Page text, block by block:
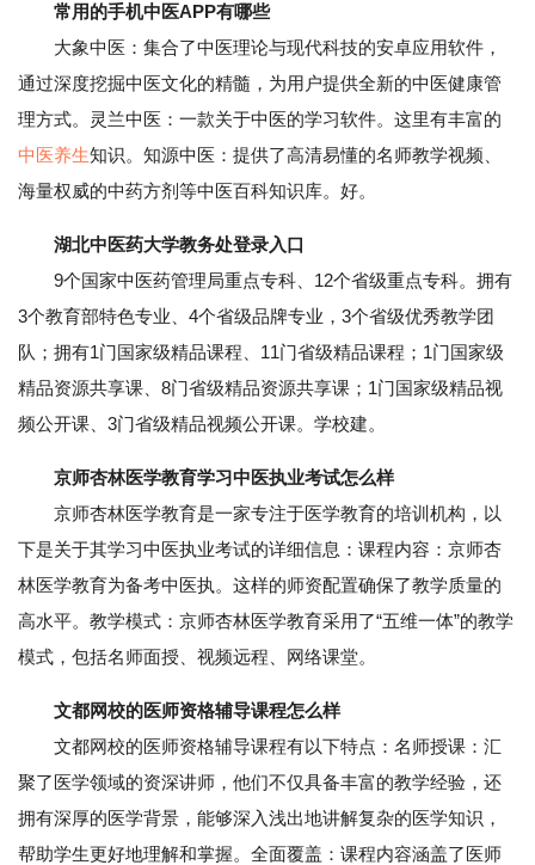
常用的手机中医APP有哪些
大象中医：集合了中医理论与现代科技的安卓应用软件，
通过深度挖掘中医文化的精髓，为用户提供全新的中医健康管
理方式。灵兰中医：一款关于中医的学习软件。这里有丰富的
中医养生知识。知源中医：提供了高清易懂的名师教学视频、
海量权威的中药方剂等中医百科知识库。好。
湖北中医药大学教务处登录入口
9个国家中医药管理局重点专科、12个省级重点专科。拥有
3个教育部特色专业、4个省级品牌专业，3个省级优秀教学团
队；拥有1门国家级精品课程、11门省级精品课程；1门国家级
精品资源共享课、8门省级精品资源共享课；1门国家级精品视
频公开课、3门省级精品视频公开课。学校建。
京师杏林医学教育学习中医执业考试怎么样
京师杏林医学教育是一家专注于医学教育的培训机构，以
下是关于其学习中医执业考试的详细信息：课程内容：京师杏
林医学教育为备考中医执。这样的师资配置确保了教学质量的
高水平。教学模式：京师杏林医学教育采用了“五维一体”的教学
模式，包括名师面授、视频远程、网络课堂。
文都网校的医师资格辅导课程怎么样
文都网校的医师资格辅导课程有以下特点：名师授课：汇
聚了医学领域的资深讲师，他们不仅具备丰富的教学经验，还
拥有深厚的医学背景，能够深入浅出地讲解复杂的医学知识，
帮助学生更好地理解和掌握。全面覆盖：课程内容涵盖了医师